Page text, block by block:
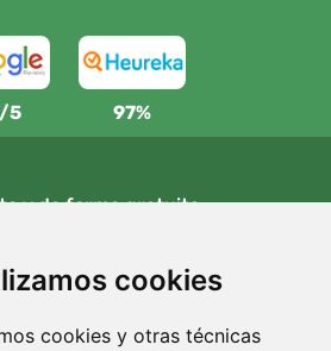
cookies
cookies y otras técnicas
5 97%
y de forma gratuita
pedidos superiores a 95 EUR
gratuitos
su pedido en cualquier momento
días